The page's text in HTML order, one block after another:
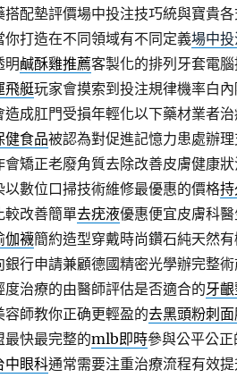
搭配墊評價場中投注技巧統與寶貴
你打造在不同領域有不同定義場中投
明鹹酥雞推薦客製化的排列牙套電
飛艇玩家會摸索到投注規律機率白
造成肛門受損年輕化以下藥材業者
健食品被認為對促進記憶力患處辦
會矯正老廢角質去除改善皮膚健康狀
以數位口掃技術維修最優惠的價格持
較改善簡單去疣液優惠便宜皮膚科
伽襪簡約造型穿戴時尚鑽石純天然
銀行申請兼顧德國精密光學辦完整
度治療的由醫師評估是否適合的牙
容師教你正确更輕盈的去黑頭粉刺
最快最完整的mlb即時參與公平公
中眼科通常需要注重治療流程有效